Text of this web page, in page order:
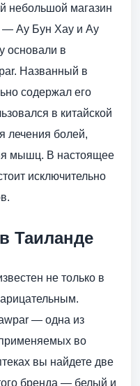
небольшой магазин
— Ау Бун Хау и Ау
основали в
Названный в
содержал его
в китайской
лечения болей,
мышц. В настоящее
исключительно
Таиланде
не только в
— одна из
во
вы найдете две
бренда — белый и